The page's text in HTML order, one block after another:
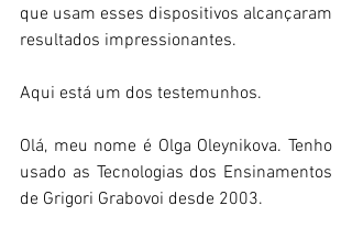
que usam esses dispositivos alcançaram
resultados impressionantes.
Aqui está um dos testemunhos.
Olá, meu nome é Olga Oleynikova. Tenho
usado as Tecnologias dos Ensinamentos
de Grigori Grabovoi desde 2003.